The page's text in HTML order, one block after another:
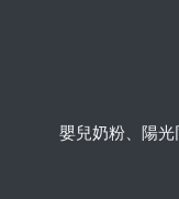
嬰兒奶粉、陽光